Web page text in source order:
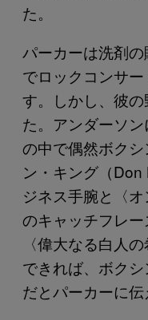
た。
パーカーは洗剤
でロックコンサ
す。しかし、彼
た。アンダーソ
の中で偶然ボク
ン・キング（
ジネス手腕と〈オ
のキャッチフレー
〈偉大なる白人
できれば、ボク
だとパーカーに伝